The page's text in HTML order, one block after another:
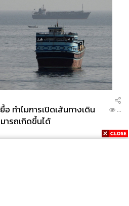
ทำไมการเปิดเส้นทางเดิน
ารถเกิดขึ้นได้
...